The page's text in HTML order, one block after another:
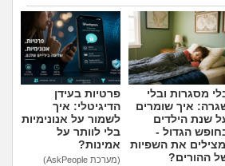
מה שעובר עליי
שומרים על הגוף
פיננסי וכלכלה
בין הסדינים
הוספת טיפ
מסגרות ובלי
איך שומרים
שנת הילדים
הגדול -
את השפיות
ההורים?
פרטיות בעידן
הדיגיטלי: איך
לשמור על אנונימיות
בלי לוותר על
אמינות?
(מערכת AskPeople)